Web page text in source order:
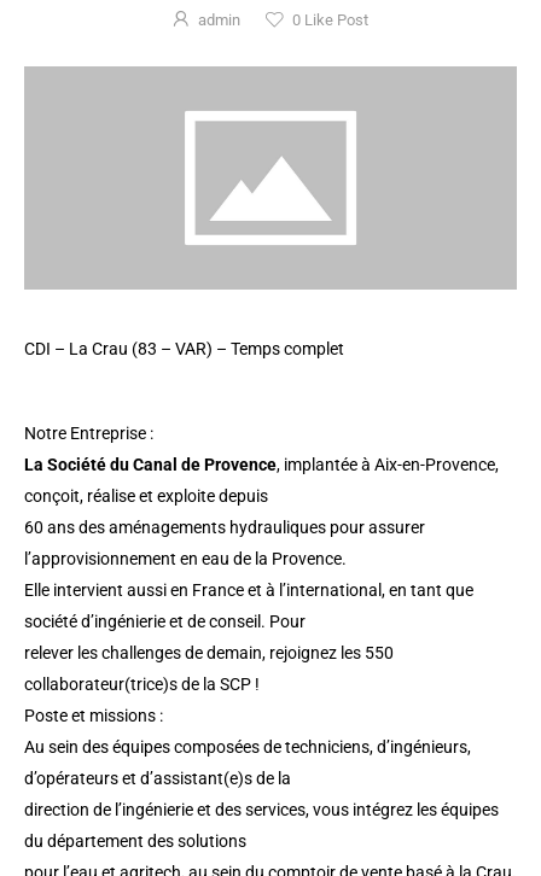
admin 0Like Post
CDI – La Crau (83 – VAR) – Temps complet
Notre Entreprise :
La Société du Canal de Provence, implantée à Aix-en-Provence,
conçoit, réalise et exploite depuis
60 ans des aménagements hydrauliques pour assurer
l’approvisionnement en eau de la Provence.
Elle intervient aussi en France et à l’international, en tant que
société d’ingénierie et de conseil. Pour
relever les challenges de demain, rejoignez les 550
collaborateur(trice)s de la SCP !
Poste et missions :
Au sein des équipes composées de techniciens, d’ingénieurs,
d’opérateurs et d’assistant(e)s de la
direction de l’ingénierie et des services, vous intégrez les équipes
du département des solutions